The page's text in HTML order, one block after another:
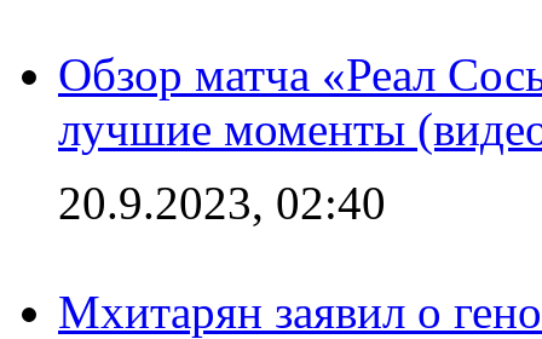
Обзор матча «Реал
лучшие моменты
20.9.2023, 02:40
Мхитарян заявил о